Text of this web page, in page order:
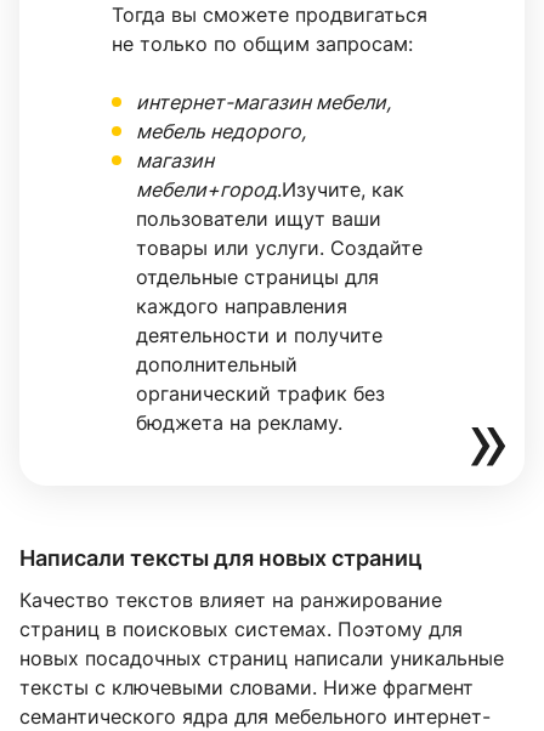
Тогда вы сможете продвигаться
не только по общим запросам:
интернет-магазин мебели,
мебель недорого,
магазин
мебели+город.Изучите, как
пользователи ищут ваши
товары или услуги. Создайте
отдельные страницы для
каждого направления
деятельности и получите
дополнительный
органический трафик без
бюджета на рекламу.
Написали тексты для новых страниц
Качество текстов влияет на ранжирование
страниц в поисковых системах. Поэтому для
новых посадочных страниц написали уникальные
тексты с ключевыми словами. Ниже фрагмент
семантического ядра для мебельного интернет-